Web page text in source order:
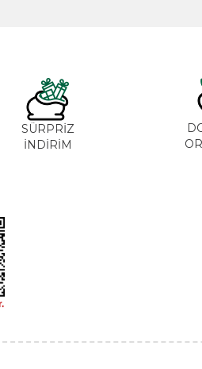
SÜRPRİZ
İNDİRİM